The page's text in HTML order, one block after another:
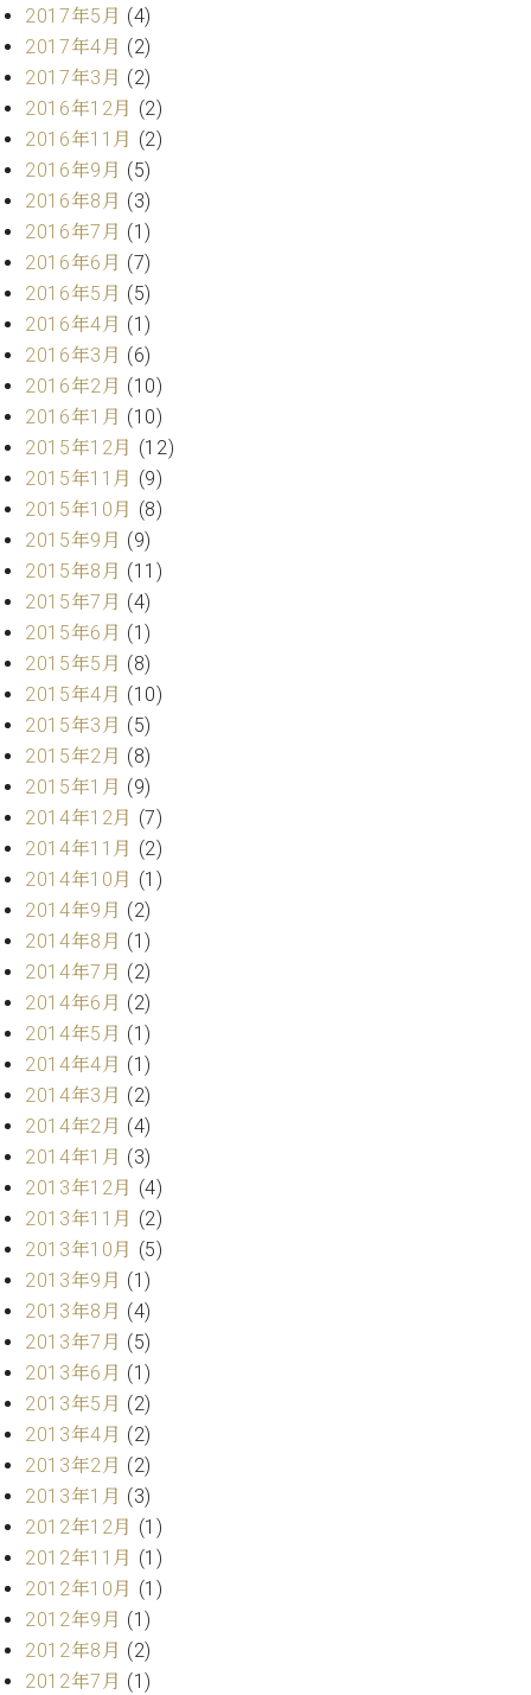
W.
ホ
フ
マ
ン
ヴ
ィ
ジ
ョ
ン
C.BECHSTEIN
Digital(ベ
ヒ
シ
ュ
タ
イ
ン
デ
ジ
タ
ル)
ご
挨
拶
術
者
紹
介
展示
情報
【ユ
ーロ
ピア
ノ特
選中
古】
ベ
ン
ト
情
報
王
子
工
房
ブ
ロ
ア
ク
セ
ス
お
い
合
わ
せ
ア
ー
テ
ィ
ス
ト
カ
ス
タ
マ
ー
サ
ビ
ス
(
調
律
)
ア
フ
タ
2017年5月 (4)
2017年4月 (2)
2017年3月 (2)
2016年12月 (2)
2016年11月 (2)
2016年9月 (5)
2016年8月 (3)
2016年7月 (1)
2016年6月 (7)
2016年5月 (5)
2016年4月 (1)
2016年3月 (6)
2016年2月 (10)
2016年1月 (10)
2015年12月 (12)
2015年11月 (9)
2015年10月 (8)
2015年9月 (9)
2015年8月 (11)
2015年7月 (4)
2015年6月 (1)
2015年5月 (8)
2015年4月 (10)
2015年3月 (5)
2015年2月 (8)
2015年1月 (9)
2014年12月 (7)
2014年11月 (2)
2014年10月 (1)
2014年9月 (2)
2014年8月 (1)
2014年7月 (2)
2014年6月 (2)
2014年5月 (1)
2014年4月 (1)
2014年3月 (2)
2014年2月 (4)
2014年1月 (3)
2013年12月 (4)
2013年11月 (2)
2013年10月 (5)
2013年9月 (1)
2013年8月 (4)
2013年7月 (5)
2013年6月 (1)
2013年5月 (2)
2013年4月 (2)
2013年2月 (2)
2013年1月 (3)
2012年12月 (1)
2012年11月 (1)
2012年10月 (1)
2012年9月 (1)
2012年8月 (2)
2012年7月 (1)